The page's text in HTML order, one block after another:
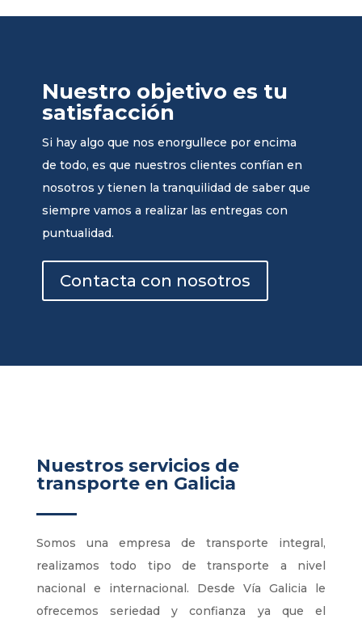
Nuestro objetivo es tu
satisfacción
Si hay algo que nos enorgullece por encima
de todo, es que nuestros clientes confían en
nosotros y tienen la tranquilidad de saber que
siempre vamos a realizar las entregas con
puntualidad.
Contacta con nosotros
Nuestros servicios de
transporte en Galicia
Somos una empresa de transporte integral,
realizamos todo tipo de transporte a nivel
nacional e internacional. Desde Vía Galicia le
ofrecemos seriedad y confianza ya que el